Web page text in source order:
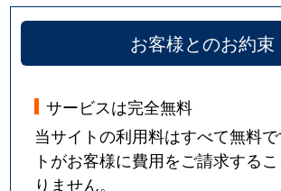
お客様とのお約束
サービスは完全無料
当サイトの利用料はすべて無料
トがお客様に費用をご請求する
りません。